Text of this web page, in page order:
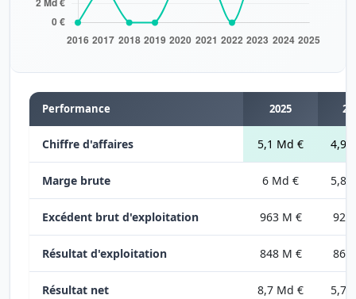
Performance 2025
Chiffre d'affaires 5,1 Md € 4,9
Marge brute 6 Md € 5,8
Excédent brut d'exploitation 963 M € 921
Résultat d'exploitation 848 M € 860
Résultat net 8,7 Md € 5,7